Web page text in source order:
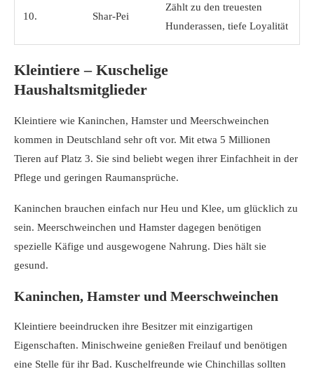
10. Shar-Pei
Zählt zu den treuesten
Hunderassen, tiefe Loyalität
Kleintiere – Kuschelige
Haushaltsmitglieder
Kleintiere wie Kaninchen, Hamster und Meerschweinchen
kommen in Deutschland sehr oft vor. Mit etwa 5 Millionen
Tieren auf Platz 3. Sie sind beliebt wegen ihrer Einfachheit in der
Pflege und geringen Raumansprüche.
Kaninchen brauchen einfach nur Heu und Klee, um glücklich zu
sein. Meerschweinchen und Hamster dagegen benötigen
spezielle Käfige und ausgewogene Nahrung. Dies hält sie
gesund.
Kaninchen, Hamster und Meerschweinchen
Kleintiere beeindrucken ihre Besitzer mit einzigartigen
Eigenschaften. Minischweine genießen Freilauf und benötigen
eine Stelle für ihr Bad. Kuschelfreunde wie Chinchillas sollten